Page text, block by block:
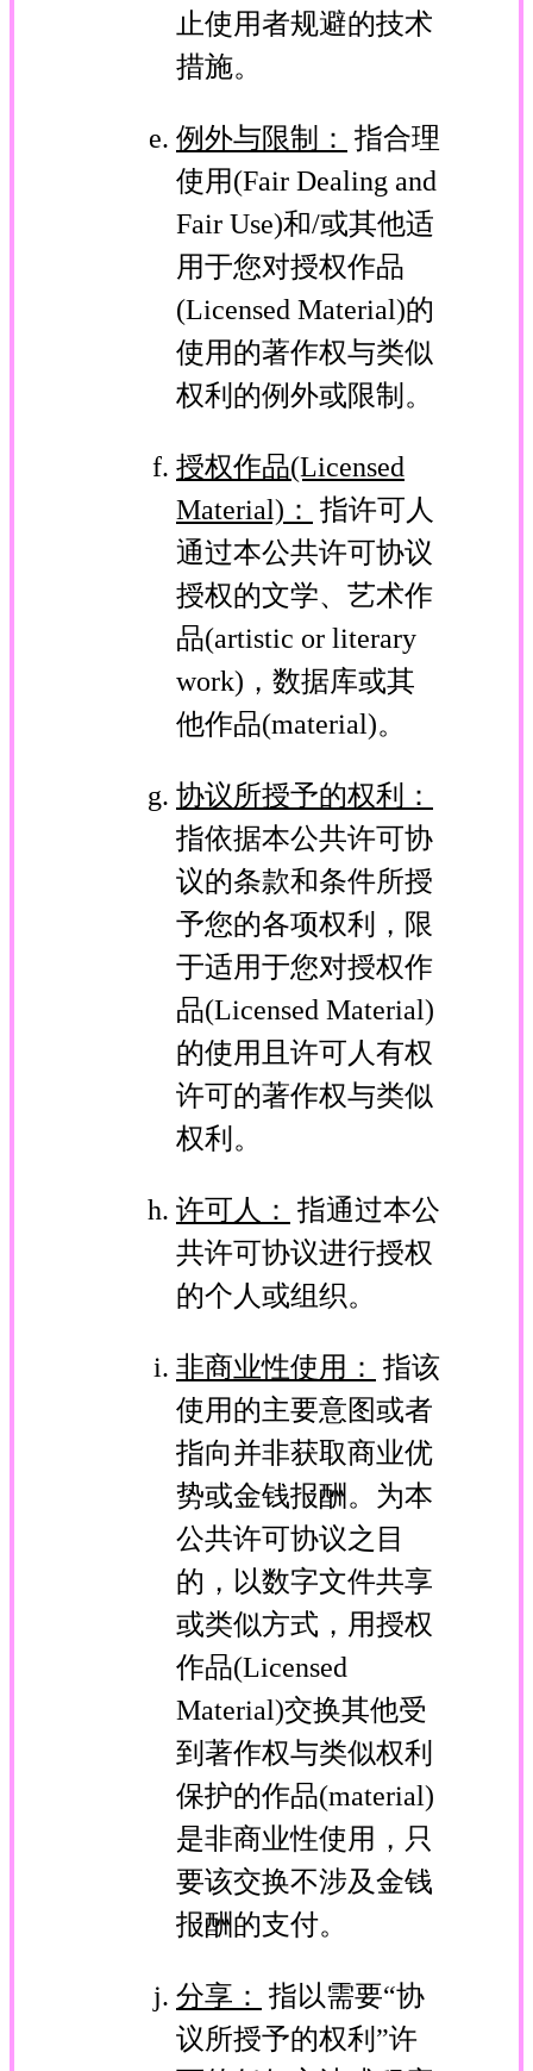
止使用者规避的技术
措施。
例外与限制：
指合理
使用(Fair Dealing and
Fair Use)和/或其他适
用于您对授权作品
(Licensed Material)的
使用的著作权与类似
权利的例外或限制。
授权作品(Licensed
Material)：
指许可人
通过本公共许可协议
授权的文学、艺术作
品(artistic or literary
work)，数据库或其
他作品(material)。
协议所授予的权利：
指依据本公共许可协
议的条款和条件所授
予您的各项权利，限
于适用于您对授权作
品(Licensed Material)
的使用且许可人有权
许可的著作权与类似
权利。
许可人：
指通过本公
共许可协议进行授权
的个人或组织。
非商业性使用：
指该
使用的主要意图或者
指向并非获取商业优
势或金钱报酬。为本
公共许可协议之目
的，以数字文件共享
或类似方式，用授权
作品(Licensed
Material)交换其他受
到著作权与类似权利
保护的作品(material)
是非商业性使用，只
要该交换不涉及金钱
报酬的支付。
分享：
指以需要“协
议所授予的权利”许